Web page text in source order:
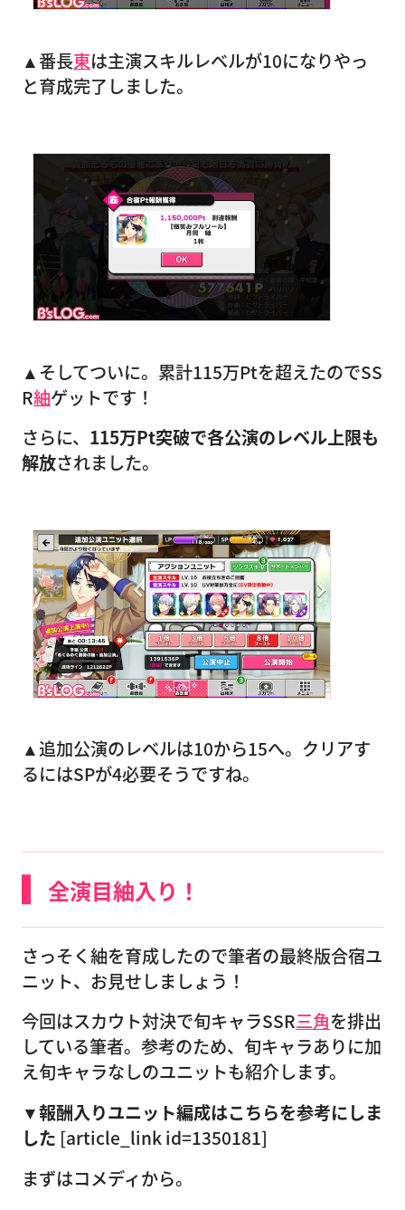
▲番長東は主演スキルレベルが10になりやっ
と育成完了しました。
▲そしてついに。累計115万Ptを超えたのでSS
R紬ゲットです！
さらに、 115万Pt突破で各公演のレベル上限も
解放されました。
▲追加公演のレベルは10から15へ。クリアす
るにはSPが4必要そうですね。
全演目紬入り！
さっそく紬を育成したので筆者の最終版合宿ユ
ニット、お見せしましょう！
今回はスカウト対決で旬キャラSSR三角を排出
している筆者。参考のため、旬キャラありに加
え旬キャラなしのユニットも紹介します。
▼報酬入りユニット編成はこちらを参考にしま
した [article_link id=1350181]
まずはコメディから。